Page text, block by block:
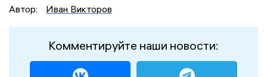
Автор:
Иван Викторов
Комментируйте наши новости: